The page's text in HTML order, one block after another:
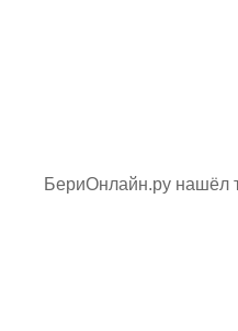
БериОнлайн.ру нашёл